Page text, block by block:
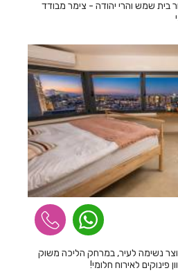
בית שמש והרי יהודה - צימר מבודד
נשימה לעיר, במרחק הליכה משוק
פינוקים לאירוח חלומי!